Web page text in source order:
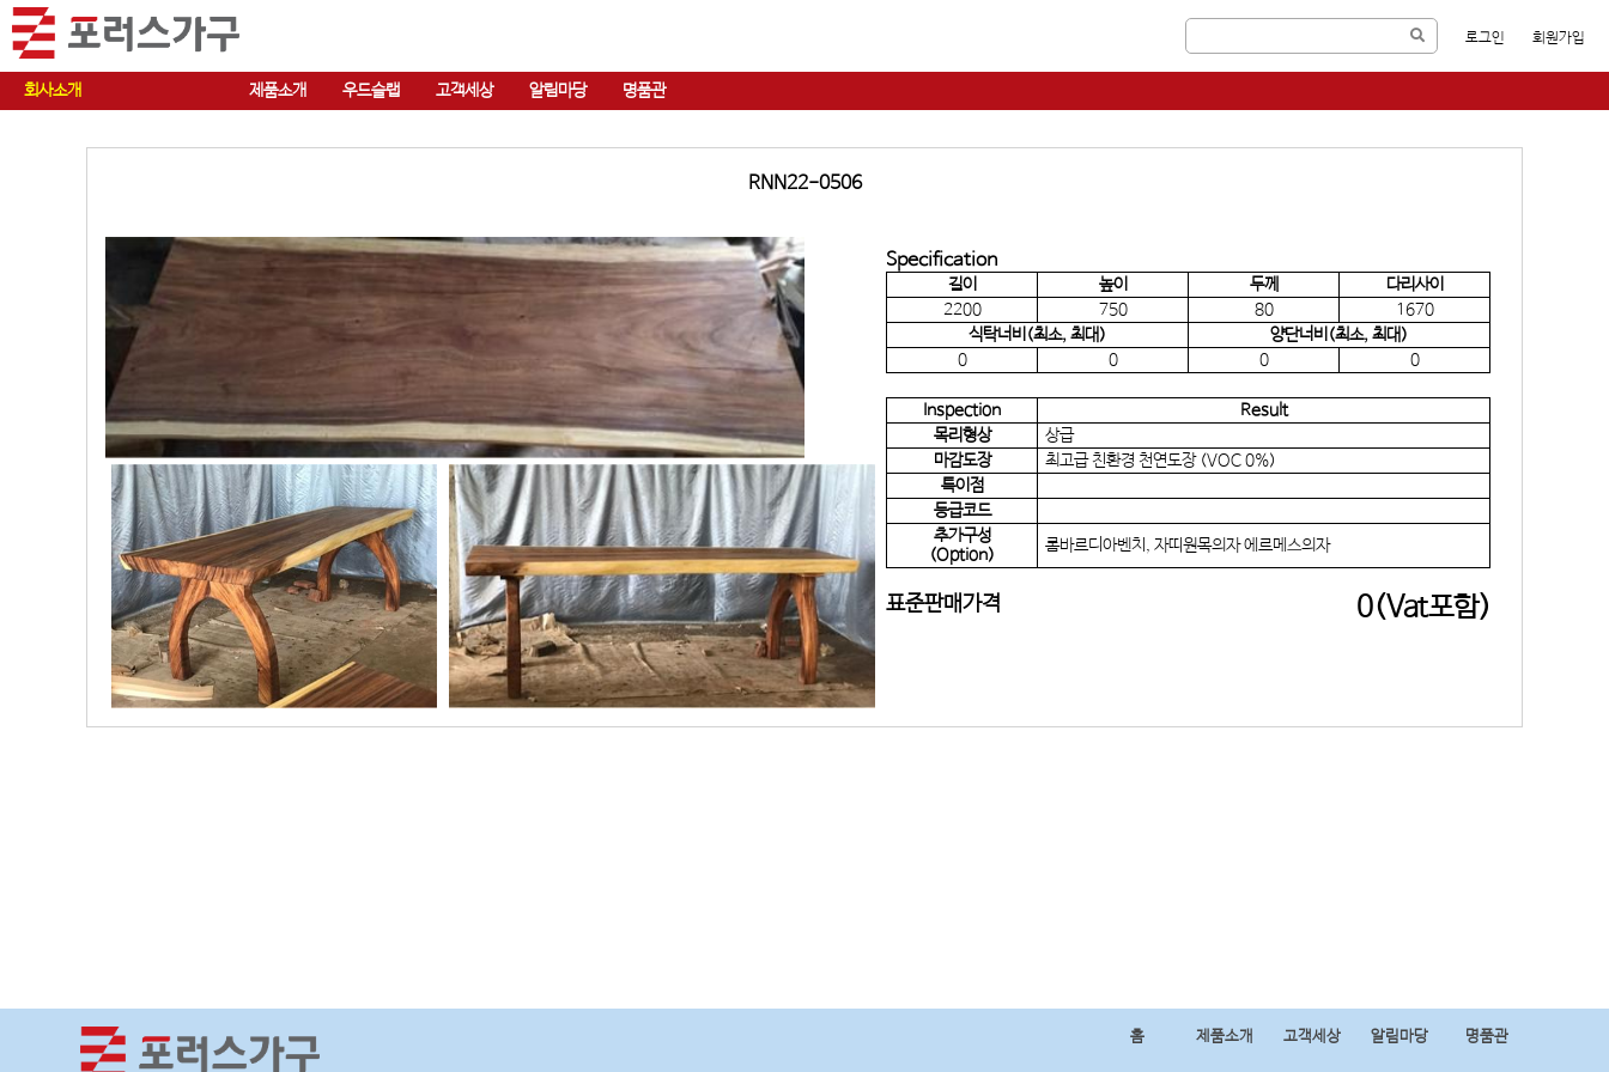
로그인 회원가입
회사소개 제품소개 우드슬랩 고객세상 알림마당 명품관
RNN22-0506
Specification
길이 높이 두께
다리사이
2200
750 80
1670
식탁너비(최소, 최대)
양단너비(최소, 최대)
0
0 0 0
Inspection
Result
목리형상
상급
마감도장
최고급 친환경 천연도장 (VOC 0%)
특이점
등급코드
추가구성
(Option)
롬바르디아벤치, 자띠원목의자 에르메스의자
표준판매가격 0(Vat포함)
홈 제품소개 고객세상 알림마당 명품관